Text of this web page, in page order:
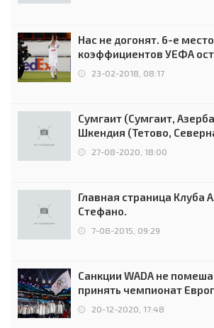
Нас не догонят. 6-е
коэффициентов УЕФА
Россией
23-02-2018, 08:17
Сумгаит (Сумгаит,
Шкендия (Тетово,
0:2 (0:0)
27-08-2020, 18:00
Главная страница Клуба
Стефано.
7-08-2015, 09:29
Санкции WADA не
принять чемпионат
чемпионов.
20-12-2020, 17:48